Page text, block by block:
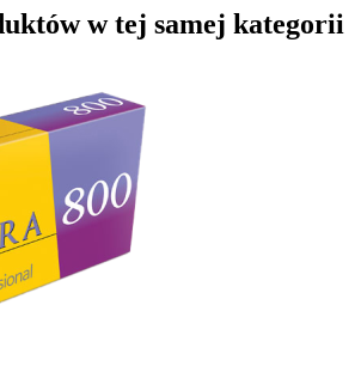
w tej samej kategorii